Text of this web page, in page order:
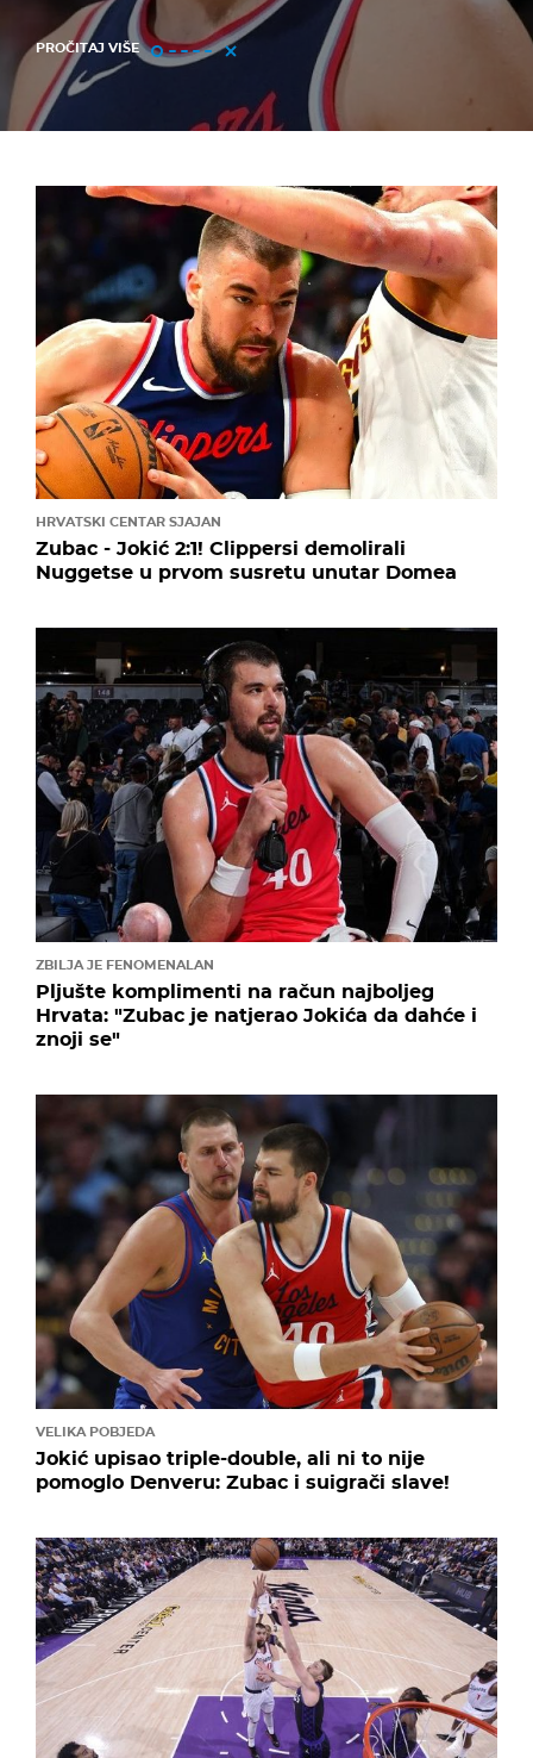
PROČITAJ VIŠE
HRVATSKI CENTAR SJAJAN
Zubac - Jokić 2:1! Clippersi demolirali
Nuggetse u prvom susretu unutar Domea
ZBILJA JE FENOMENALAN
Pljušte komplimenti na račun najboljeg
Hrvata: "Zubac je natjerao Jokića da dahće i
znoji se"
VELIKA POBJEDA
Jokić upisao triple-double, ali ni to nije
pomoglo Denveru: Zubac i suigrači slave!